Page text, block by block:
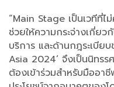
“Main Stage เป็นเวทีที่ไ
ช่วยให้ความกระจ่างเกี่ย
บริการ และด้านกฎระเบีย
Asia 2024’ จึงเป็นนิทรร
ต้องเข้าร่วมสําหรับมืออาชี